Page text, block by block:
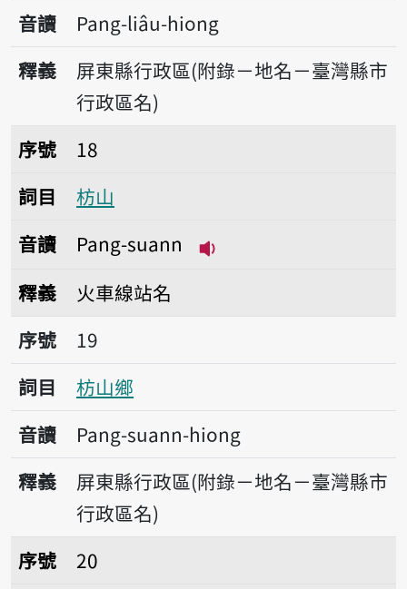
音讀
Pang-liâu-hiong
釋義
屏東縣行政區(附錄－地名－臺灣縣市
行政區名)
序號18枋山
序號
18
詞目
枋山
音讀
Pang-suann
釋義
火車線站名
序號19枋山鄉
序號
19
詞目
枋山鄉
音讀
Pang-suann-hiong
釋義
屏東縣行政區(附錄－地名－臺灣縣市
行政區名)
序號20牛屎龜牚石枋。
序號
20